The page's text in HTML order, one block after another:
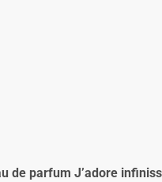
de parfum J’adore